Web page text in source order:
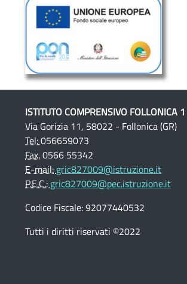
ISTITUTO COMPRENSIVO FOLLONICA 1
Via Gorizia 11, 58022 - Follonica (GR)
Tel:056659073
Fax.0566 55342
E-mail: gric827009@istruzione.it
P.E.C.: gric827009@pec.istruzione.it
Codice Fiscale: 92077440532
Tutti i diritti riservati ©2022